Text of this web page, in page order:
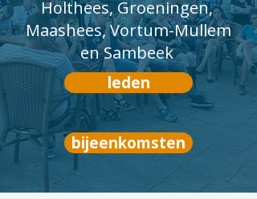
Holthees, Groeningen,
Maashees, Vortum-Mullem
en Sambeek
leden
bijeenkomsten